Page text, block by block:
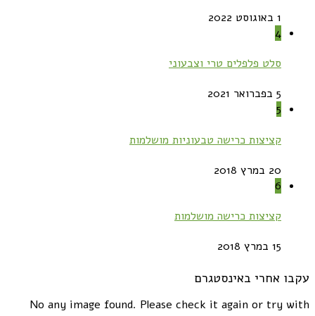
1 באוגוסט 2022
4
סלט פלפלים טרי וצבעוני
5 בפברואר 2021
5
קציצות כרישה טבעוניות מושלמות
20 במרץ 2018
6
קציצות כרישה מושלמות
15 במרץ 2018
עקבו אחרי באינסטגרם
No any image found. Please check it again or try with